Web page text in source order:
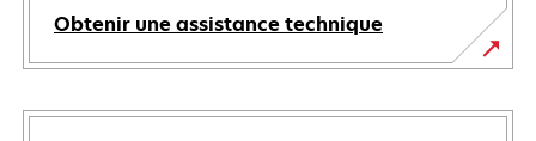
Obtenir une assistance technique
s’ouvre
dans